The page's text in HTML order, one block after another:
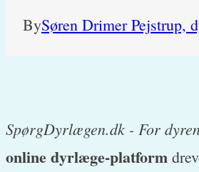
BySøren Drimer Pejstrup,
SpørgDyrlægen.dk - For
online dyrlæge-platform